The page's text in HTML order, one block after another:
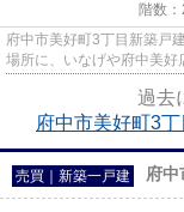
階数
府中市美好町3丁目新築戸
場所に、いなげや府中美
過去
府中市美好町3
売買｜新築一戸建 府中